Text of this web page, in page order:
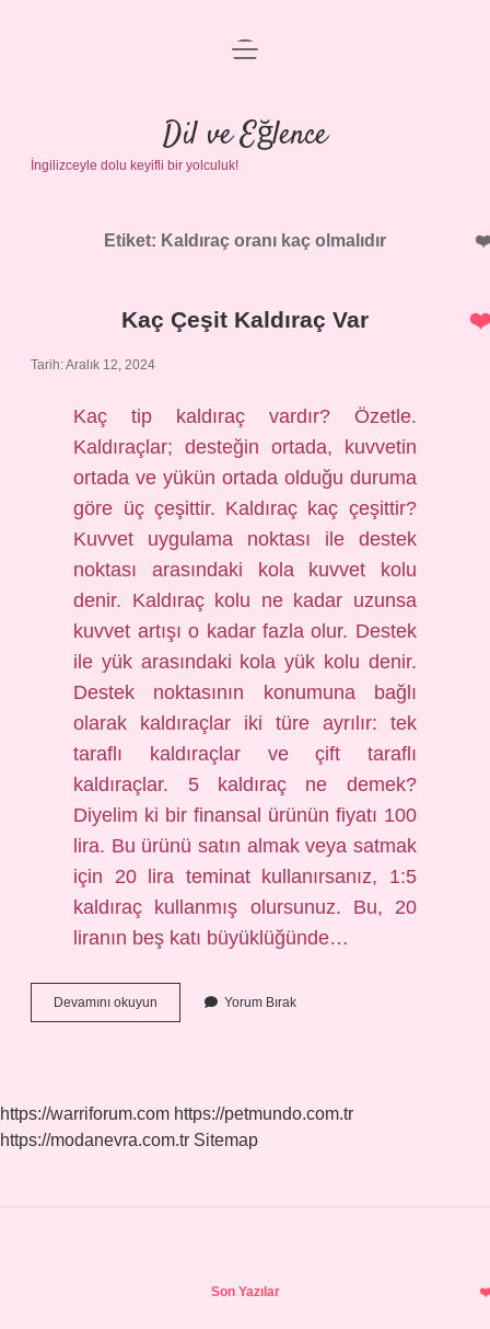
Anasayfa
Gizlilik Politikası
Yasal Uyarı
menüyü
Dil ve Eğlence
İngilizceyle dolu keyifli bir yolculuk!
Etiket: Kaldıraç oranı kaç olmalıdır
Kaç Çeşit Kaldıraç Var
Tarih: Aralık 12, 2024
Kaç tip kaldıraç vardır? Özetle.
Kaldıraçlar; desteğin ortada, kuvvetin
ortada ve yükün ortada olduğu duruma
göre üç çeşittir. Kaldıraç kaç çeşittir?
Kuvvet uygulama noktası ile destek
noktası arasındaki kola kuvvet kolu
denir. Kaldıraç kolu ne kadar uzunsa
kuvvet artışı o kadar fazla olur. Destek
ile yük arasındaki kola yük kolu denir.
Destek noktasının konumuna bağlı
olarak kaldıraçlar iki türe ayrılır: tek
taraflı kaldıraçlar ve çift taraflı
kaldıraçlar. 5 kaldıraç ne demek?
Diyelim ki bir finansal ürünün fiyatı 100
lira. Bu ürünü satın almak veya satmak
için 20 lira teminat kullanırsanız, 1:5
kaldıraç kullanmış olursunuz. Bu, 20
liranın beş katı büyüklüğünde…
Devamını okuyun
Çeşit
Yorum Bırak
https://warriforum.com https://petmundo.com.tr
https://modanevra.com.tr Sitemap
Son Yazılar